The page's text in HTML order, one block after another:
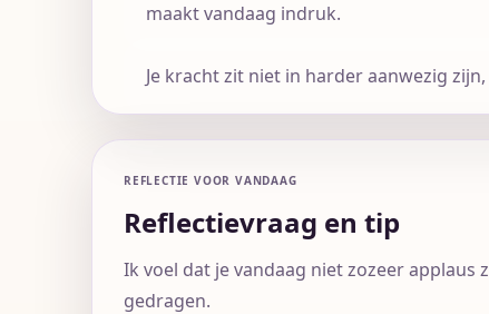
maakt vandaag indruk.
Je kracht zit niet in harder aanwezig
REFLECTIE VOOR VANDAAG
Reflectievraag en tip
Ik voel dat je vandaag niet zozeer
gedragen.